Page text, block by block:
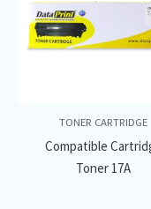
TONER CARTRIDGE
Compatible
Toner 17A